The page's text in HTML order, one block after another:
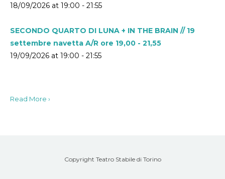
18/09/2026 at 19:00 - 21:55
SECONDO QUARTO DI LUNA + IN THE BRAIN // 19
settembre navetta A/R ore 19,00 - 21,55
19/09/2026 at 19:00 - 21:55
Read More ›
Copyright Teatro Stabile di Torino